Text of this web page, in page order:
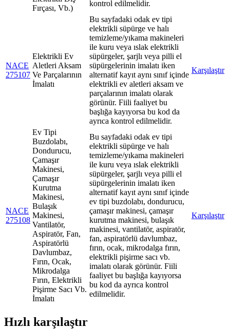
Fırçası, Vb.)
kontrol edilmelidir.
NACE
275107
Elektrikli Ev
Aletleri Aksam
Ve Parçalarının
İmalatı
Bu sayfadaki odak ev tipi
elektrikli süpürge ve halı
temizleme/yıkama makineleri
ile kuru veya ıslak elektrikli
süpürgeler, şarjlı veya pilli el
süpürgelerinin imalatı iken
alternatif kayıt aynı sınıf içinde
elektrikli ev aletleri aksam ve
parçalarının imalatı olarak
görünür. Fiili faaliyet bu
başlığa kayıyorsa bu kod da
ayrıca kontrol edilmelidir.
Karşılaştır
NACE
275108
Ev Tipi
Buzdolabı,
Dondurucu,
Çamaşır
Makinesi,
Çamaşır
Kurutma
Makinesi,
Bulaşık
Makinesi,
Vantilatör,
Aspiratör, Fan,
Aspiratörlü
Davlumbaz,
Fırın, Ocak,
Mikrodalga
Fırın, Elektrikli
Pişirme Sacı Vb.
İmalatı
Bu sayfadaki odak ev tipi
elektrikli süpürge ve halı
temizleme/yıkama makineleri
ile kuru veya ıslak elektrikli
süpürgeler, şarjlı veya pilli el
süpürgelerinin imalatı iken
alternatif kayıt aynı sınıf içinde
ev tipi buzdolabı, dondurucu,
çamaşır makinesi, çamaşır
kurutma makinesi, bulaşık
makinesi, vantilatör, aspiratör,
fan, aspiratörlü davlumbaz,
fırın, ocak, mikrodalga fırın,
elektrikli pişirme sacı vb.
imalatı olarak görünür. Fiili
faaliyet bu başlığa kayıyorsa
bu kod da ayrıca kontrol
edilmelidir.
Karşılaştır
Hızlı karşılaştır